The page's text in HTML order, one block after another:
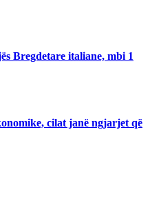
Bregdetare italiane, mbi 1
cilat janë ngjarjet që